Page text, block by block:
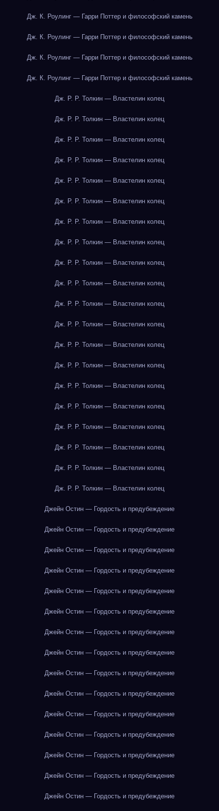
Дж. К. Роулинг — Гарри Поттер и философский камень
Дж. К. Роулинг — Гарри Поттер и философский камень
Дж. К. Роулинг — Гарри Поттер и философский камень
Дж. К. Роулинг — Гарри Поттер и философский камень
Дж. Р. Р. Толкин — Властелин колец
Дж. Р. Р. Толкин — Властелин колец
Дж. Р. Р. Толкин — Властелин колец
Дж. Р. Р. Толкин — Властелин колец
Дж. Р. Р. Толкин — Властелин колец
Дж. Р. Р. Толкин — Властелин колец
Дж. Р. Р. Толкин — Властелин колец
Дж. Р. Р. Толкин — Властелин колец
Дж. Р. Р. Толкин — Властелин колец
Дж. Р. Р. Толкин — Властелин колец
Дж. Р. Р. Толкин — Властелин колец
Дж. Р. Р. Толкин — Властелин колец
Дж. Р. Р. Толкин — Властелин колец
Дж. Р. Р. Толкин — Властелин колец
Дж. Р. Р. Толкин — Властелин колец
Дж. Р. Р. Толкин — Властелин колец
Дж. Р. Р. Толкин — Властелин колец
Дж. Р. Р. Толкин — Властелин колец
Дж. Р. Р. Толкин — Властелин колец
Дж. Р. Р. Толкин — Властелин колец
Джейн Остин — Гордость и предубеждение
Джейн Остин — Гордость и предубеждение
Джейн Остин — Гордость и предубеждение
Джейн Остин — Гордость и предубеждение
Джейн Остин — Гордость и предубеждение
Джейн Остин — Гордость и предубеждение
Джейн Остин — Гордость и предубеждение
Джейн Остин — Гордость и предубеждение
Джейн Остин — Гордость и предубеждение
Джейн Остин — Гордость и предубеждение
Джейн Остин — Гордость и предубеждение
Джейн Остин — Гордость и предубеждение
Джейн Остин — Гордость и предубеждение
Джейн Остин — Гордость и предубеждение
Джейн Остин — Гордость и предубеждение